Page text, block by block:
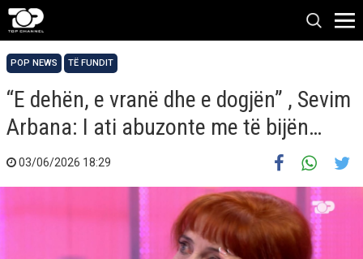
POP NEWS TË FUNDIT
“E dehën, e vranë dhe e dogjën” , Sevim
Arbana: I ati abuzonte me të bijën…
03/06/2026 18:29